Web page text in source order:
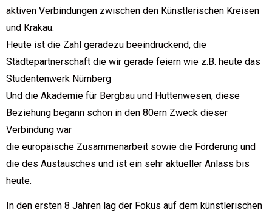
aktiven Verbindungen zwischen den Künstlerischen Kreisen
und Krakau.
Heute ist die Zahl geradezu beeindruckend, die
Städtepartnerschaft die wir gerade feiern wie z.B. heute das
Studentenwerk Nürnberg
Und die Akademie für Bergbau und Hüttenwesen, diese
Beziehung begann schon in den 80ern Zweck dieser
Verbindung war
die europäische Zusammenarbeit sowie die Förderung und
die des Austausches und ist ein sehr aktueller Anlass bis
heute.
In den ersten 8 Jahren lag der Fokus auf dem künstlerischen